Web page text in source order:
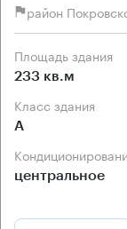
район
Площадь здания
233 кв.м
Класс здания
А
центральное